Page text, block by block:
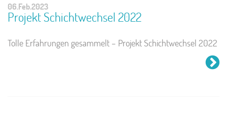
06.Feb.2023
Projekt Schichtwechsel 2022
Tolle Erfahrungen gesammelt – Projekt Schichtwechsel 2022